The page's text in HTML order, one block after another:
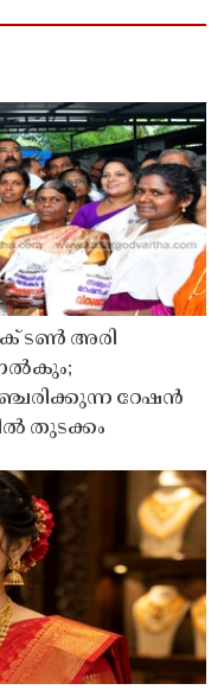
ടൺ അരി
റേഷൻ
തുടക്കം